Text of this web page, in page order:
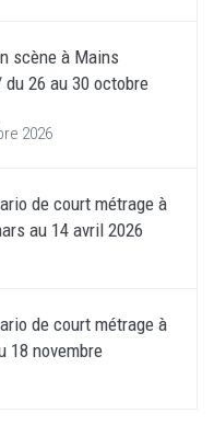
scène à Mains
du 26 au 30 octobre
2026
de court métrage à
au 14 avril 2026
de court métrage à
18 novembre